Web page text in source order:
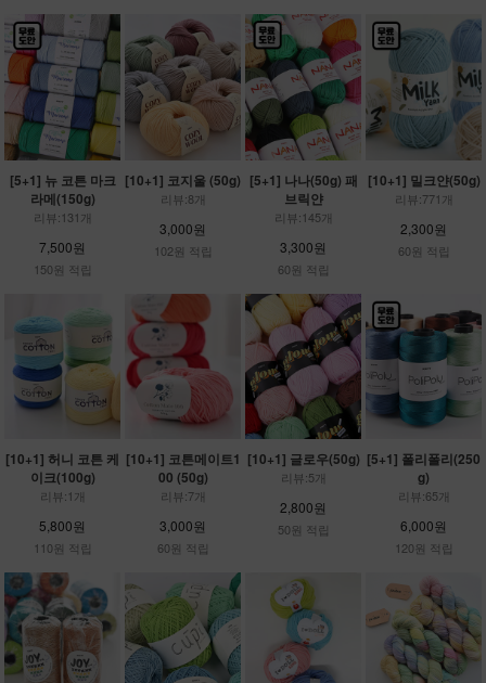
[5+1] 뉴 코튼 마크
라메(150g)
리뷰:131개
7,500원
150원 적립
[10+1] 코지울 (50g)
리뷰:8개
3,000원
102원 적립
[5+1] 나나(50g) 패
브릭얀
리뷰:145개
3,300원
60원 적립
[10+1] 밀크얀(50g)
리뷰:771개
2,300원
60원 적립
[10+1] 허니 코튼 케
이크(100g)
리뷰:1개
5,800원
110원 적립
[10+1] 코튼메이트1
00 (50g)
리뷰:7개
3,000원
60원 적립
[10+1] 글로우(50g)
리뷰:5개
2,800원
50원 적립
[5+1] 폴리폴리(250
g)
리뷰:65개
6,000원
120원 적립